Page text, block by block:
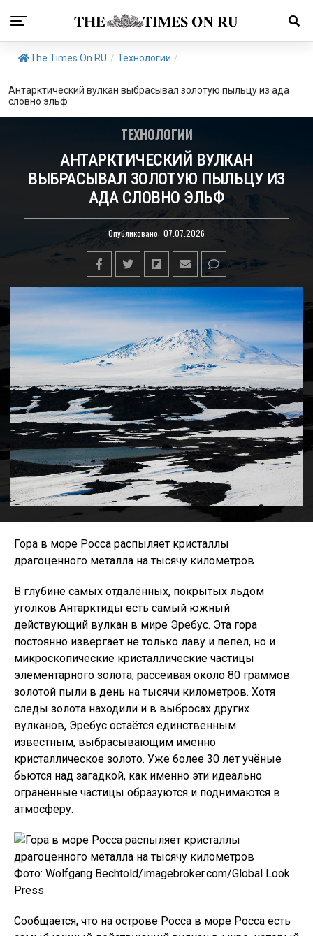
The Times On RU / Технологии /
Антарктический вулкан выбрасывал золотую пыльцу из ада
словно эльф
ТЕХНОЛОГИИ
АНТАРКТИЧЕСКИЙ ВУЛКАН
ВЫБРАСЫВАЛ ЗОЛОТУЮ ПЫЛЬЦУ ИЗ
АДА СЛОВНО ЭЛЬФ
Опубликовано: 07.07.2026
Гора в море Росса распыляет кристаллы
драгоценного металла на тысячу километров
В глубине самых отдалённых, покрытых льдом
уголков Антарктиды есть самый южный
действующий вулкан в мире Эребус. Эта гора
постоянно извергает не только лаву и пепел, но и
микроскопические кристаллические частицы
элементарного золота, рассеивая около 80 граммов
золотой пыли в день на тысячи километров. Хотя
следы золота находили и в выбросах других
вулканов, Эребус остаётся единственным
известным, выбрасывающим именно
кристаллическое золото. Уже более 30 лет учёные
бьются над загадкой, как именно эти идеально
огранённые частицы образуются и поднимаются в
атмосферу.
Фото: Wolfgang Bechtold/imagebroker.com/Global Look
Press
Сообщается, что на острове Росса в море Росса есть